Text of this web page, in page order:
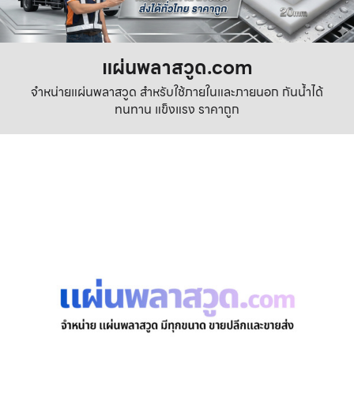
แผ่นพลาสวูด.com
จำหน่ายแผ่นพลาสวูด สำหรับใช้ภายในและภายนอก กันน้ำได้
ทนทาน แข็งแรง ราคาถูก